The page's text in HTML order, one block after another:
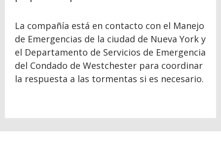
La compañía está en contacto con el Manejo
de Emergencias de la ciudad de Nueva York y
el Departamento de Servicios de Emergencia
del Condado de Westchester para coordinar
la respuesta a las tormentas si es necesario.